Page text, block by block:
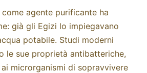
come agente purificante ha
già gli Egizi lo impiegavano
potabile. Studi moderni
le sue proprietà antibatteriche,
microrganismi di sopravvivere